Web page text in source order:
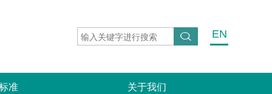
EN
准 关于我们